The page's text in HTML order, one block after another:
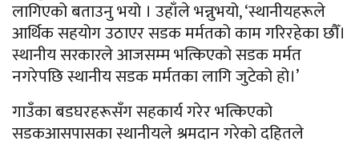
लागिएको बताउनु भयो । उहाँले भन्नुभयो, ‘स्थानीयहरूले
आर्थिक सहयोग उठाएर सडक मर्मतको काम गरिरहेका छौँ।
स्थानीय सरकारले आजसम्म भत्किएको सडक मर्मत
नगरेपछि स्थानीय सडक मर्मतका लागि जुटेको हो।’
गाउँका बडघरहरूसँग सहकार्य गरेर भत्किएको
सडकआसपासका स्थानीयले श्रमदान गरेको दहितले